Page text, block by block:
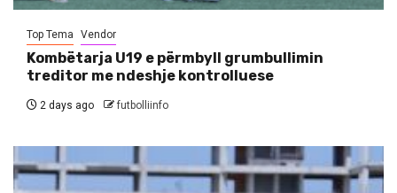
Top Tema Vendor
Kombëtarja U19 e përmbyll grumbullimin
treditor me ndeshje kontrolluese
2 days ago futbolliinfo